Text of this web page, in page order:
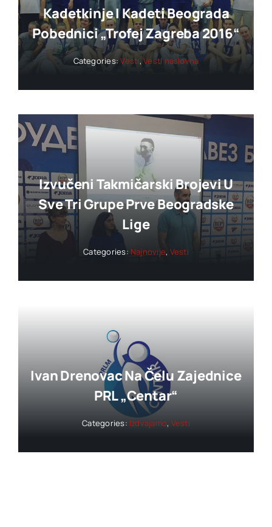
Kadetkinje I Kadeti Beograda
Pobednici „trofej Zagreba 2016“
Categories:Vesti,Vesti naslovna
Izvučeni Takmičarski Brojevi U
Sve Tri Grupe Prve Beogradske
Lige
Categories: Najnovije, Vesti
Ivan Drenovac Na Čelu Zajednice
PRL „Centar“
Categories: Izdvajamo, Vesti